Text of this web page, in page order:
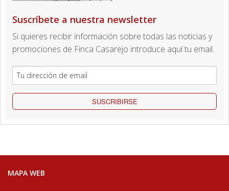
Suscríbete a nuestra newsletter
Si quieres recibir información sobre todas las noticias y
promociones de Finca Casarejo introduce aquí tu email.
SUSCRIBIRSE
MAPA WEB